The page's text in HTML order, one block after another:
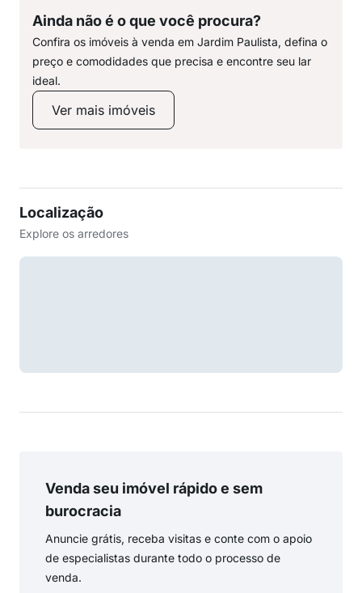
Ainda não é o que você procura?
Confira os imóveis à venda em Jardim Paulista, defina o
preço e comodidades que precisa e encontre seu lar
ideal.
Ver mais imóveis
Localização
Explore os arredores
Venda seu imóvel rápido e sem
burocracia
Anuncie grátis, receba visitas e conte com o apoio
de especialistas durante todo o processo de
venda.